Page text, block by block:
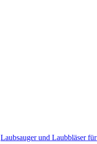
Laubsauger und Laubbläser